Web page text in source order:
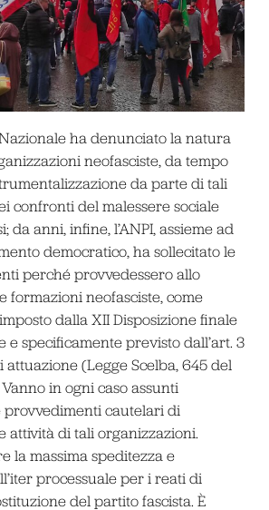
Nazionale ha denunciato la natura
neofasciste, da tempo
da parte di tali
confronti del malessere sociale
da anni, infine, l’ANPI, assieme ad
democratico, ha sollecitato le
perché provvedessero allo
formazioni neofasciste, come
dalla XII Disposizione finale
e specificamente previsto dall’art. 3
attuazione (Legge Scelba, 645 del
in ogni caso assunti
cautelari di
attività di tali organizzazioni.
la massima speditezza e
processuale per i reati di
del partito fascista. È